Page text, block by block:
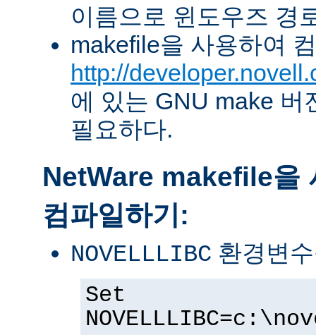
이름으로 윈도우즈 경
makefile을 사용하여
http://
에 있는 GNU make 버
필요하다.
NetWare makefile을
컴파일하기:
NOVELLLIBC 환경변
Set